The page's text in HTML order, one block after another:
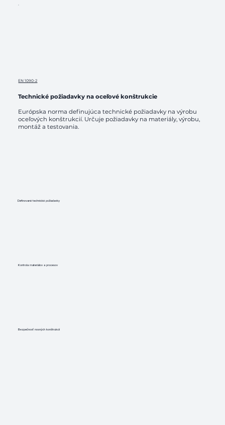
EN 1090-2
Technické požiadavky na oceľové konštrukcie
Európska norma definujúca technické požiadavky na výrobu
oceľových konštrukcií. Určuje požiadavky na materiály, výrobu,
montáž a testovania.
​Definované technické požiadavky
​Kontrola materiálov a procesov
Bezpečnosť nosných konštrukcií